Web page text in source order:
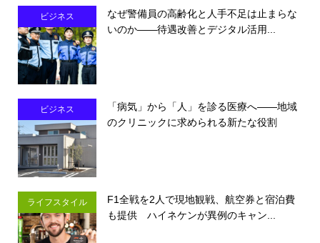
ビジネス
なぜ警備員の高齢化と人手不足は止まらな
いのか――待遇改善とデジタル活用...
ビジネス
「病気」から「人」を診る医療へ――地域
のクリニックに求められる新たな役割
ライフスタイル
F1全戦を2人で現地観戦、航空券と宿泊費
も提供 ハイネケンが異例のキャン...